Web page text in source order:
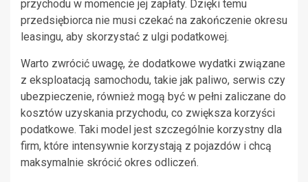
przychodu w momencie jej zapłaty. Dzięki temu
przedsiębiorca nie musi czekać na zakończenie okresu
leasingu, aby skorzystać z ulgi podatkowej.
Warto zwrócić uwagę, że dodatkowe wydatki związane
z eksploatacją samochodu, takie jak paliwo, serwis czy
ubezpieczenie, również mogą być w pełni zaliczane do
kosztów uzyskania przychodu, co zwiększa korzyści
podatkowe. Taki model jest szczególnie korzystny dla
firm, które intensywnie korzystają z pojazdów i chcą
maksymalnie skrócić okres odliczeń.